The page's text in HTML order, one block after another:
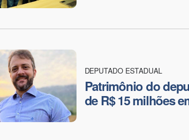
DEPUTADO ESTADUAL
Patrimônio do
de R$ 15 milhões